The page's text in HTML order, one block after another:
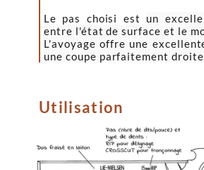
Le pas choisi est un
entre l'état de surface et le
L'avoyage offre une
une coupe parfaitement
Utilisation